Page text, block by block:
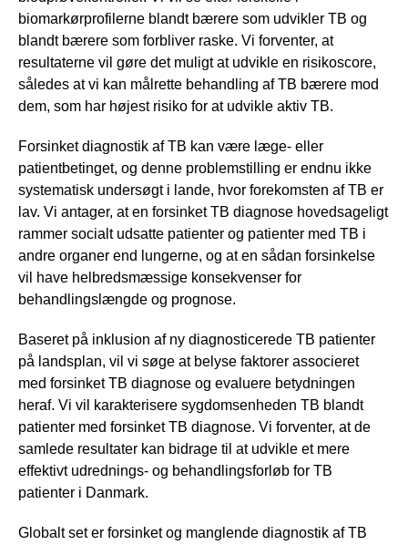
biomarkørprofilerne blandt bærere som udvikler TB og
blandt bærere som forbliver raske. Vi forventer, at
resultaterne vil gøre det muligt at udvikle en risikoscore,
således at vi kan målrette behandling af TB bærere mod
dem, som har højest risiko for at udvikle aktiv TB.
Forsinket diagnostik af TB kan være læge- eller
patientbetinget, og denne problemstilling er endnu ikke
systematisk undersøgt i lande, hvor forekomsten af TB er
lav. Vi antager, at en forsinket TB diagnose hovedsageligt
rammer socialt udsatte patienter og patienter med TB i
andre organer end lungerne, og at en sådan forsinkelse
vil have helbredsmæssige konsekvenser for
behandlingslængde og prognose.
Baseret på inklusion af ny diagnosticerede TB patienter
på landsplan, vil vi søge at belyse faktorer associeret
med forsinket TB diagnose og evaluere betydningen
heraf. Vi vil karakterisere sygdomsenheden TB blandt
patienter med forsinket TB diagnose. Vi forventer, at de
samlede resultater kan bidrage til at udvikle et mere
effektivt udrednings- og behandlingsforløb for TB
patienter i Danmark.
Globalt set er forsinket og manglende diagnostik af TB